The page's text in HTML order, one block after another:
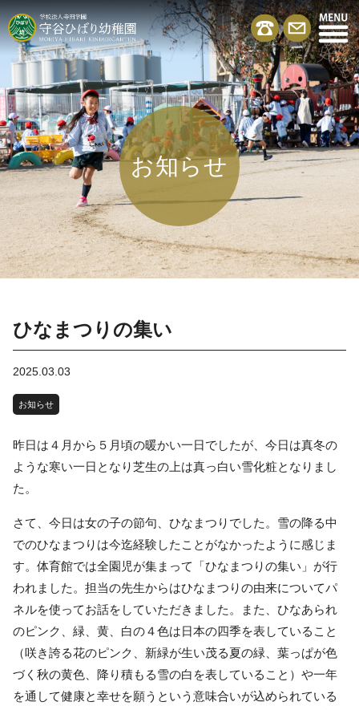
お知らせ
ひなまつりの集い
2025.03.03
お知らせ
昨日は４月から５月頃の暖かい一日でしたが、今日は真冬の
ような寒い一日となり芝生の上は真っ白い雪化粧となりまし
た。
さて、今日は女の子の節句、ひなまつりでした。雪の降る中
でのひなまつりは今迄経験したことがなかったように感じま
す。体育館では全園児が集まって「ひなまつりの集い」が行
われました。担当の先生からはひなまつりの由来についてパ
ネルを使ってお話をしていただきました。また、ひなあられ
のピンク、緑、黄、白の４色は日本の四季を表していること
（咲き誇る花のピンク、新緑が生い茂る夏の緑、葉っぱが色
づく秋の黄色、降り積もる雪の白を表していること）や一年
を通して健康と幸せを願うという意味合いが込められている